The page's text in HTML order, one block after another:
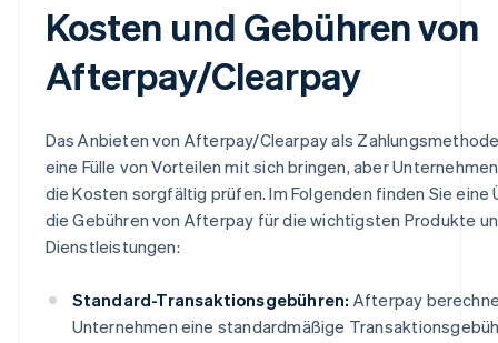
Kosten und Gebühren von
Afterpay/Clearpay
Das Anbieten von Afterpay/Clearpay als
eine Fülle von Vorteilen mit sich bringen, aber
die Kosten sorgfältig prüfen. Im Folgenden finden Sie eine
die Gebühren von Afterpay für die wichtigsten Produkte
Dienstleistungen:
Standard-Transaktionsgebühren: Afterpay
Unternehmen eine standardmäßige